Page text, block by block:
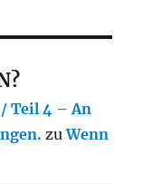
Teil 4 – An
zuWenn